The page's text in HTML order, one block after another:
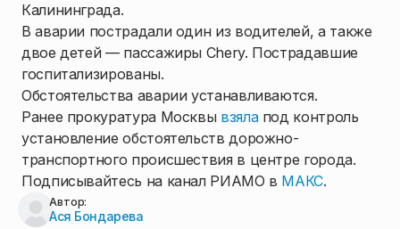
Калининграда.
В аварии пострадали один из водителей, а также
двое детей — пассажиры Chery. Пострадавшие
госпитализированы.
Обстоятельства аварии устанавливаются.
Ранее прокуратура Москвы взяла под контроль
установление обстоятельств дорожно-
транспортного происшествия в центре города.
Подписывайтесь на канал РИАМО в МАКС.
Автор:
Ася Бондарева